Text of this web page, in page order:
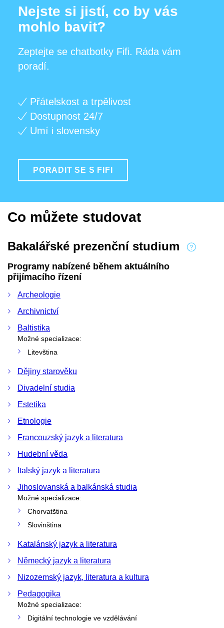
Nejste si jistí, co by vás
mohlo bavit?
Zeptejte se chatbotky Fifi. Ráda vám
poradí.
Přátelskost a trpělivost
Dostupnost 24/7
Umí i slovensky
PORADIT SE S FIFI
Co můžete studovat
Bakalářské prezenční studium
Programy nabízené během aktuálního
přijímacího řízení
Archeologie
Archivnictví
Baltistika
Možné specializace:
Litevština
Dějiny starověku
Divadelní studia
Estetika
Etnologie
Francouzský jazyk a literatura
Hudební věda
Italský jazyk a literatura
Jihoslovanská a balkánská studia
Možné specializace:
Chorvatština
Slovinština
Katalánský jazyk a literatura
Německý jazyk a literatura
Nizozemský jazyk, literatura a kultura
Pedagogika
Možné specializace:
Digitální technologie ve vzdělávání